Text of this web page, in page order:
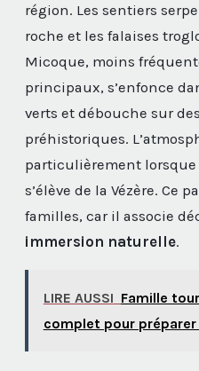
région. Les sentiers
roche et les falaises
Micoque, moins
principaux, s’enfonce
verts et débouche sur
préhistoriques.
particulièrement
s’élève de la Vézère. Ce
familles, car il associe
immersion naturelle.
LIRE AUSSI Famille
complet pour